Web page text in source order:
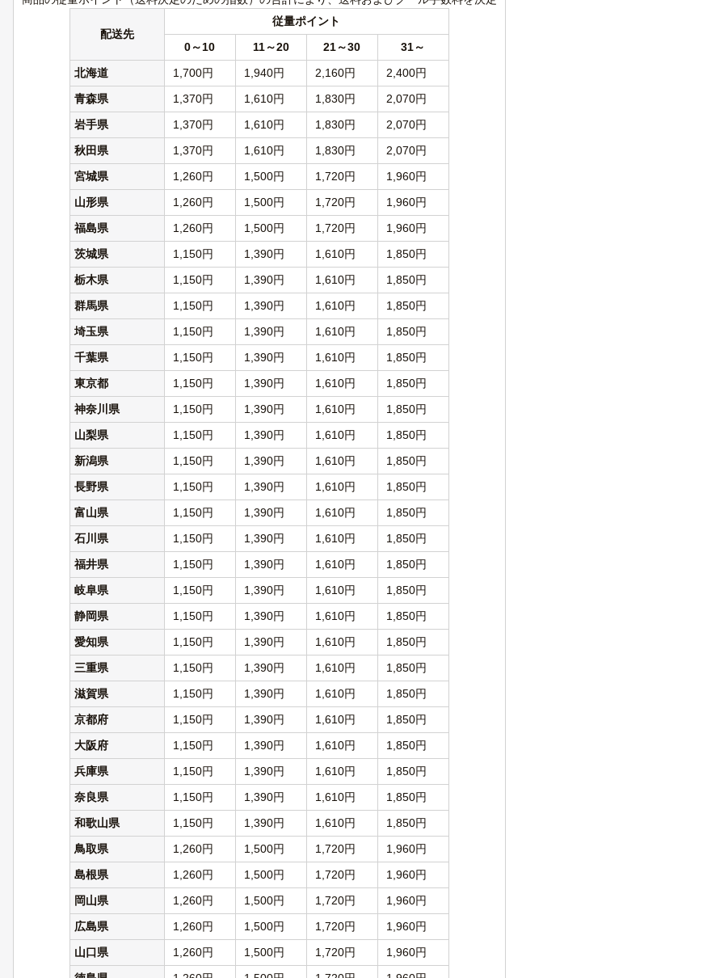
配送先
従量ポイント
0～10 11～20 21～30 31～
北海道
1,700円 1,940円 2,160円
2,400円
青森県
1,370円 1,610円 1,830円
2,070円
岩手県
1,370円 1,610円 1,830円
2,070円
秋田県
1,370円 1,610円 1,830円
2,070円
宮城県
1,260円 1,500円 1,720円
1,960円
山形県
1,260円 1,500円 1,720円
1,960円
福島県
1,260円 1,500円 1,720円
1,960円
茨城県
1,150円 1,390円 1,610円
1,850円
栃木県
1,150円 1,390円 1,610円
1,850円
群馬県
1,150円 1,390円 1,610円
1,850円
埼玉県
1,150円 1,390円 1,610円
1,850円
千葉県
1,150円 1,390円 1,610円
1,850円
東京都
1,150円 1,390円 1,610円
1,850円
神奈川県
1,150円 1,390円 1,610円
1,850円
山梨県
1,150円 1,390円 1,610円
1,850円
新潟県
1,150円 1,390円 1,610円
1,850円
長野県
1,150円 1,390円 1,610円
1,850円
富山県
1,150円 1,390円 1,610円
1,850円
石川県
1,150円 1,390円 1,610円
1,850円
福井県
1,150円 1,390円 1,610円
1,850円
岐阜県
1,150円 1,390円 1,610円
1,850円
静岡県
1,150円 1,390円 1,610円
1,850円
愛知県
1,150円 1,390円 1,610円
1,850円
三重県
1,150円 1,390円 1,610円
1,850円
滋賀県
1,150円 1,390円 1,610円
1,850円
京都府
1,150円 1,390円 1,610円
1,850円
大阪府
1,150円 1,390円 1,610円
1,850円
兵庫県
1,150円 1,390円 1,610円
1,850円
奈良県
1,150円 1,390円 1,610円
1,850円
和歌山県
1,150円 1,390円 1,610円
1,850円
鳥取県
1,260円 1,500円 1,720円
1,960円
島根県
1,260円 1,500円 1,720円
1,960円
岡山県
1,260円 1,500円 1,720円
1,960円
広島県
1,260円 1,500円 1,720円
1,960円
山口県
1,260円 1,500円 1,720円
1,960円